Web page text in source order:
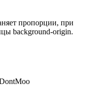
пропорции, при
background-origin.